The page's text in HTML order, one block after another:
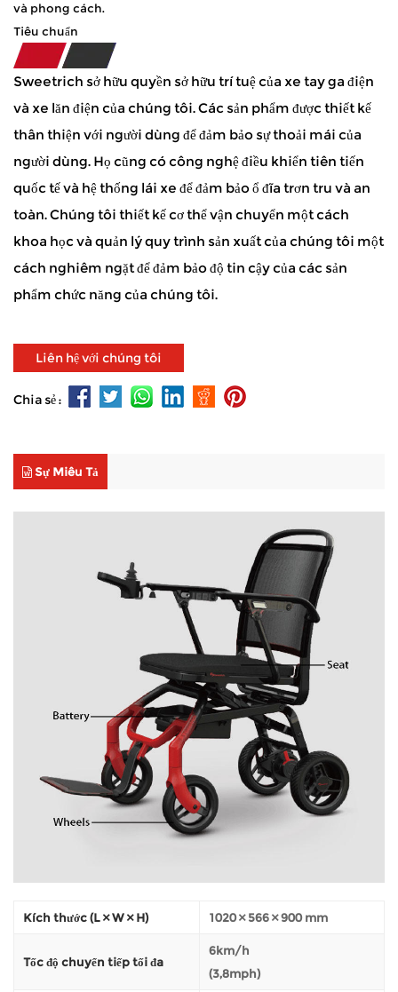
và phong cách.
Tiêu chuẩn
Sweetrich sở hữu quyền sở hữu trí tuệ của xe tay ga điện
và xe lăn điện của chúng tôi. Các sản phẩm được thiết kế
thân thiện với người dùng để đảm bảo sự thoải mái của
người dùng. Họ cũng có công nghệ điều khiển tiên tiến
quốc tế và hệ thống lái xe để đảm bảo ổ đĩa trơn tru và an
toàn. Chúng tôi thiết kế cơ thể vận chuyển một cách
khoa học và quản lý quy trình sản xuất của chúng tôi một
cách nghiêm ngặt để đảm bảo độ tin cậy của các sản
phẩm chức năng của chúng tôi.
Liên hệ với chúng tôi
Chia sẻ :
Sự Miêu Tả
Kích thước (L × W × H) 1020 × 566 × 900 mm
Tốc độ chuyển tiếp tối đa
6km/h
(3,8mph)